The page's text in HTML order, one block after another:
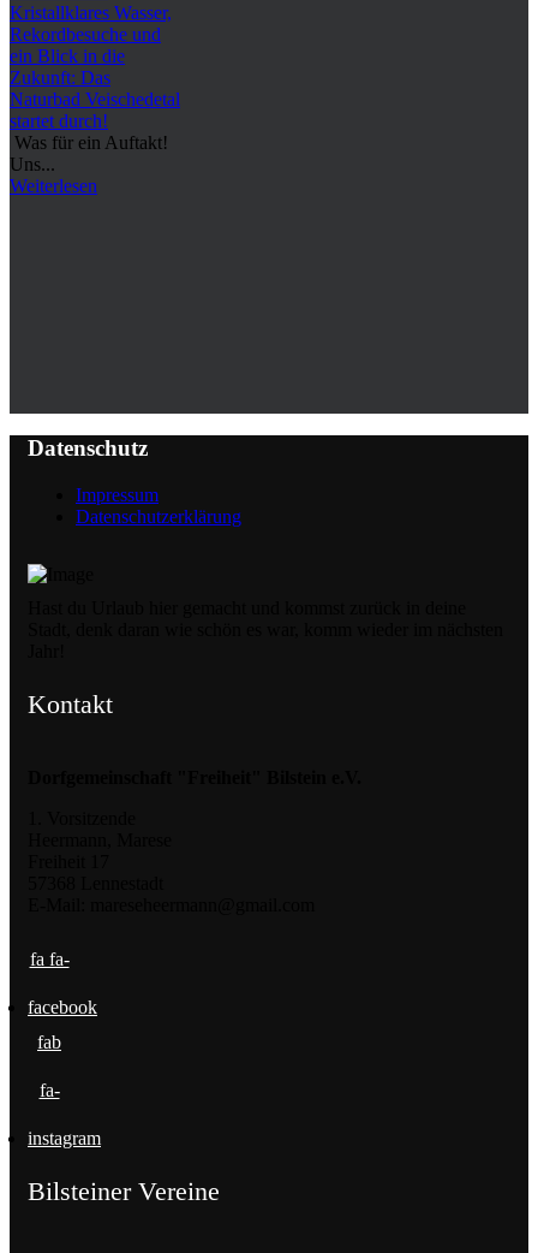
Kristallklares Wasser,
Rekordbesuche und
ein Blick in die
Zukunft: Das
Naturbad Veischedetal
startet durch!
Was für ein Auftakt!
Uns...
Weiterlesen
Datenschutz
Impressum
Datenschutzerklärung
Kontakt
fa fa-
facebook
fab
fa-
instagram
Bilsteiner Vereine